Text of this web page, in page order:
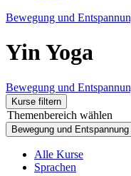
Bewegung und
Yin Yoga
Bewegung und
Kurse filtern
Themenbereich wählen
Bewegung und Entspannung
Alle Kurse
Sprachen